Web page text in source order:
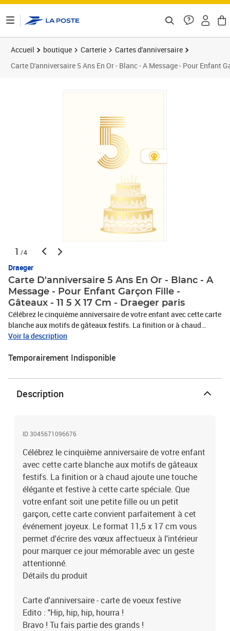
Accueil boutique Carterie
Cartes d'anniversaire
Carte D'anniversaire 5 Ans En Or - Blanc - A Message - Pour Enfant
1 /4
Draeger
Carte D'anniversaire 5 Ans En Or - Blanc - A
Message - Pour Enfant Garçon Fille -
Gâteaux - 11 5 X 17 Cm - Draeger paris
Célébrez le cinquième anniversaire de votre enfant avec cette carte
blanche aux motifs de gâteaux festifs. La finition or à chaud
ajoute une touche élégante et festive à cette carte spéciale. Que
convient parfaitement à cet événement joyeux. Le format 11,5 x 17
marquer ce jour mémorable avec un geste attentionné. Détails du
produit Carte d'anniversaire - carte de voeux festiveEdito : "Hip,
hip, hip, hourra !Bravo ! Tu fais partie des grands !C'est un jour
!"li>Couleur : BlancFinition or à chaudMatière : PapierDimensions
Voir la description
Temporairement Indisponible
Description
ID 3045671096676
Célébrez le cinquième anniversaire de votre enfant
avec cette carte blanche aux motifs de gâteaux
festifs. La finition or à chaud ajoute une touche
élégante et festive à cette carte spéciale. Que
votre enfant soit une petite fille ou un petit
garçon, cette carte convient parfaitement à cet
événement joyeux. Le format 11,5 x 17 cm vous
permet d'écrire des vœux affectueux à l'intérieur
pour marquer ce jour mémorable avec un geste
attentionné.
Détails du produit
Carte d'anniversaire - carte de voeux festive
Edito : "Hip, hip, hip, hourra !
Bravo ! Tu fais partie des grands !